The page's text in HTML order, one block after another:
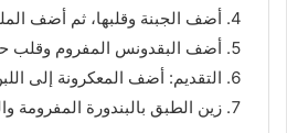
أضف الجبنة وقلبها، ثم أضف
أضف البقدونس المفروم وقلب
التقديم: أضف المعكرونة إلى
زين الطبق بالبندورة المفرومة